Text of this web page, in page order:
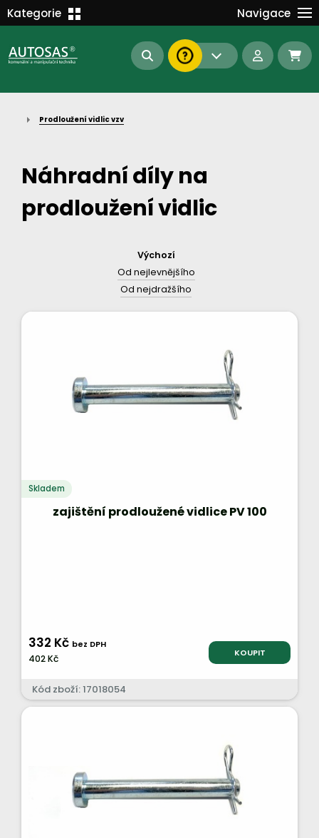
Kategorie
MANIPULAČNÍ TECHNIKA
BAGRY A MANIPULÁTORY
S-BAT ENERGY
náhradní díly
23112 185
Navigace
Kontakt
Prodloužení vidlic vzv
Náhradní díly na
prodloužení vidlic
Výchozí
Od nejlevnějšího
Od nejdražšího
Skladem
zajištění prodloužené vidlice PV 100
332 Kč bez DPH
402 Kč KOUPIT
Kód zboží: 17018054